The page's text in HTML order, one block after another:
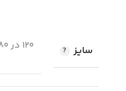
سایز